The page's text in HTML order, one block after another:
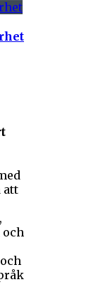
att
och